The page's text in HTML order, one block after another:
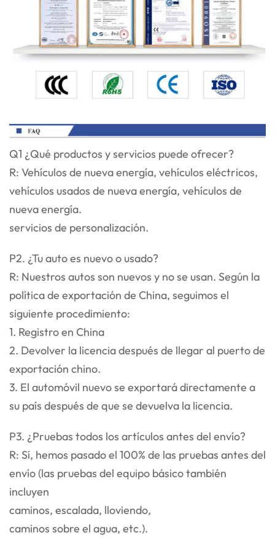
Q1 ¿Qué productos y servicios puede ofrecer?
R: Vehículos de nueva energía, vehículos eléctricos,
vehículos usados de nueva energía, vehículos de
nueva energía.
servicios de personalización.
P2. ¿Tu auto es nuevo o usado?
R: Nuestros autos son nuevos y no se usan. Según la
política de exportación de China, seguimos el
siguiente procedimiento:
1. Registro en China
2. Devolver la licencia después de llegar al puerto de
exportación chino.
3. El automóvil nuevo se exportará directamente a
su país después de que se devuelva la licencia.
P3. ¿Pruebas todos los artículos antes del envío?
R: Sí, hemos pasado el 100% de las pruebas antes del
envío (las pruebas del equipo básico también
incluyen
caminos, escalada, lloviendo,
caminos sobre el agua, etc.).